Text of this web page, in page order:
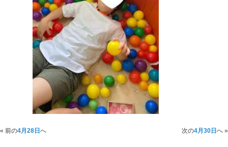
« 前の4月28日 へ 次の4月30日 へ »